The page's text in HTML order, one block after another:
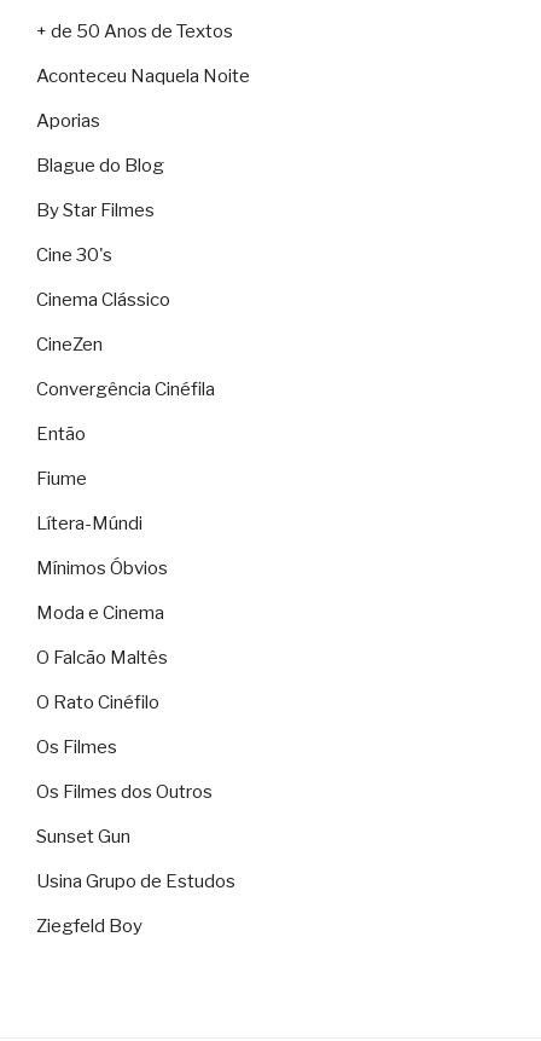
+ de 50 Anos de Textos
Aconteceu Naquela Noite
Aporias
Blague do Blog
By Star Filmes
Cine 30's
Cinema Clássico
CineZen
Convergência Cinéfila
Então
Fiume
Lítera-Múndi
Mínimos Óbvios
Moda e Cinema
O Falcão Maltês
O Rato Cinéfilo
Os Filmes
Os Filmes dos Outros
Sunset Gun
Usina Grupo de Estudos
Ziegfeld Boy